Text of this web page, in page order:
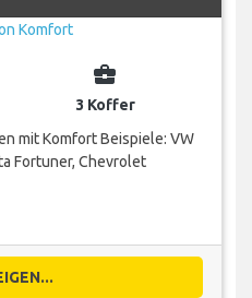
business_center
3 Koffer
mit Komfort Beispiele: VW
Fortuner, Chevrolet